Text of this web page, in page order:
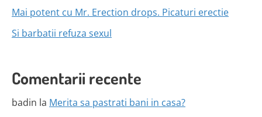
Mai potent cu Mr. Erection drops. Picaturi erectie
Si barbatii refuza sexul
Comentarii recente
badin la Merita sa pastrati bani in casa?